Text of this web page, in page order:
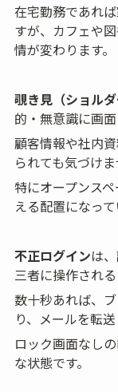
在宅勤務であれ
すが、カフェや
情が変わります。
覗き見（ショルダ
的・無意識に画
顧客情報や社内
られても気づけま
特にオープンス
える配置になっ
不正ログインは
三者に操作され
数十秒あれば、
り、メールを転
ロック画面なし
な状態です。